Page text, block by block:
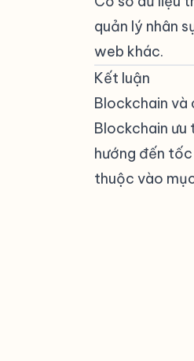
quản lý nhân
web khác.
Kết luận
Blockchain và
Blockchain
hướng đến
thuộc vào